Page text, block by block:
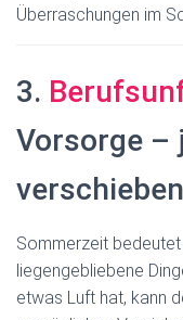
Überraschungen im
3.
Vorsorge
verschieben
Sommerzeit bedeutet
liegengebliebene
etwas Luft hat, kann